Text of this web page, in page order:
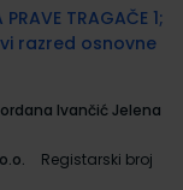
TRAGAČE 1;
razred osnovne
Ivančić Jelena
Registarski broj